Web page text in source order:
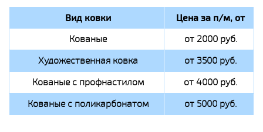
Вид ковки Цена за п/м, от
Кованые
от 2000 руб.
Художественная ковка
от 3500 руб.
Кованые с профнастилом
от 4000 руб.
Кованые с поликарбонатом
от 5000 руб.